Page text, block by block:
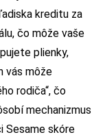
kreditu za
čo môže vaše
plienky,
vás môže
rodiča“, čo
mechanizmus
Sesame skóre